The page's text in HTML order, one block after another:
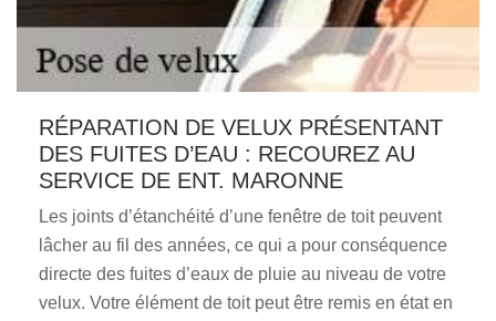
RÉPARATION DE VELUX PRÉSENTANT
DES FUITES D’EAU : RECOUREZ AU
SERVICE DE ENT. MARONNE
Les joints d’étanchéité d’une fenêtre de toit peuvent
lâcher au fil des années, ce qui a pour conséquence
directe des fuites d’eaux de pluie au niveau de votre
velux. Votre élément de toit peut être remis en état en